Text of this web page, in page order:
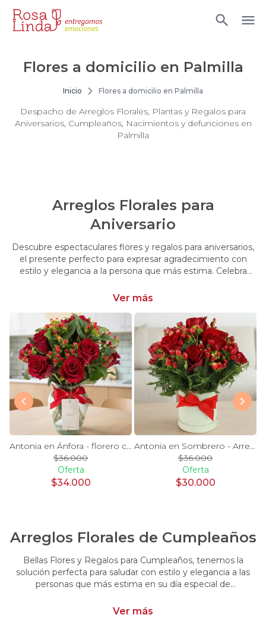
Flores a domicilio en Palmilla
Inicio Flores a domicilio en Palmilla
Despacho de Arreglos Florales, Plantas y Regalos para
Aniversarios, Cumpleaños, Nacimientos y defunciones en
Palmilla
Arreglos Florales para
Aniversario
Descubre espectaculares flores y regalos para aniversarios,
el presente perfecto para expresar agradecimiento con
estilo y elegancia a la persona que más estima. Celebra
significativa.
Ver más
Antonia en Ánfora - florero con 9 rosas rojo e hypericum
$36.000
Oferta
$34.000
Antonia en Sombrero - Arreglo 9 rosas rojo e hypericum
$36.000
Oferta
$30.000
Arreglos Florales de Cumpleaños
Bellas Flores y Regalos para Cumpleaños, tenemos la
solución perfecta para saludar con estilo y elegancia a las
personas que más estima en su día especial de
para cumpleaños
Ver más